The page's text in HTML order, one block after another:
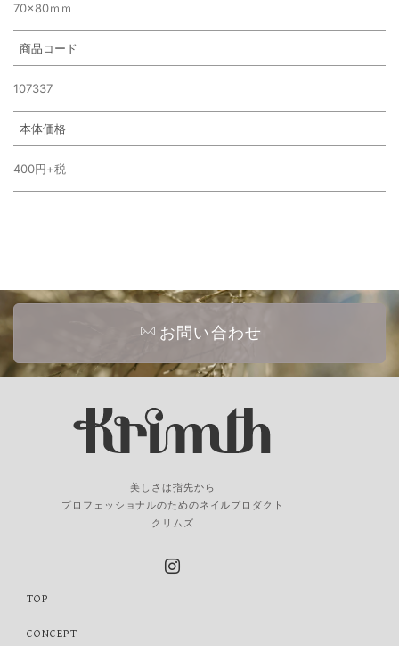
70×80ｍｍ
商品コード
107337
本体価格
400円+税
お問い合わせ
美しさは指先から
プロフェッショナルのためのネイルプロダクト
クリムズ
TOP
CONCEPT